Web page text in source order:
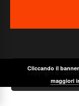
Copyright ©
Cliccando il
maggiori